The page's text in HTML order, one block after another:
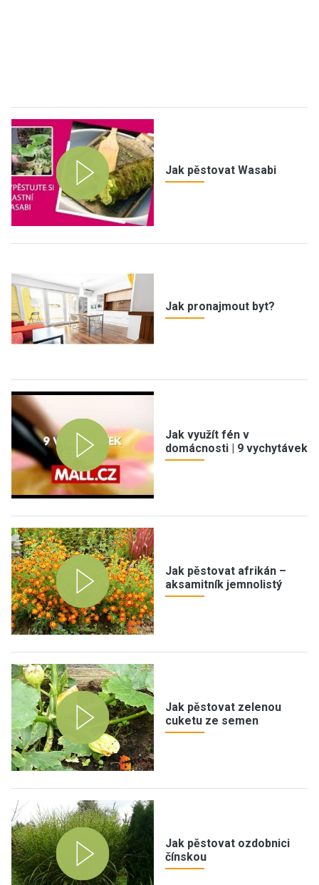
Jak pěstovat Wasabi
Jak pronajmout byt?
Jak využít fén v
domácnosti | 9 vychytávek
Jak pěstovat afrikán –
aksamitník jemnolistý
Jak pěstovat zelenou
cuketu ze semen
Jak pěstovat ozdobnici
čínskou